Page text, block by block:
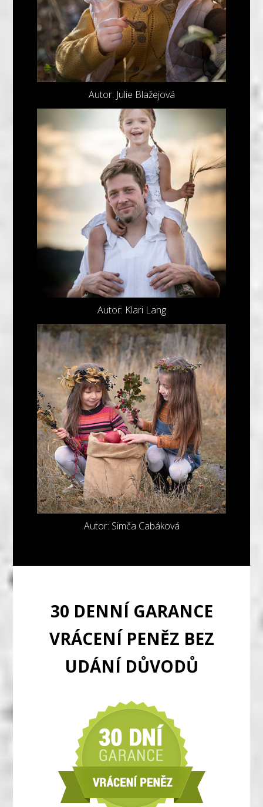
Autor: Julie Blažejová
Autor: Klari Lang
Autor: Simča Cabáková
30 DENNÍ GARANCE
VRÁCENÍ PENĚZ BEZ
UDÁNÍ DŮVODŮ